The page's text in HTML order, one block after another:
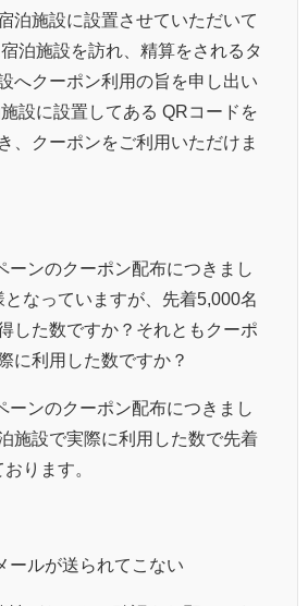
泊施設に設置させていただいて
泊施設を訪れ、精算をされるタ
へクーポン利用の旨を申し出い
設に設置してある QRコードを
、クーポンをご利用いただけま
ーンのクーポン配布につきまし
となっていますが、先着5,000名
した数ですか？それともクーポ
に利用した数ですか？
ーンのクーポン配布につきまし
施設で実際に利用した数で先着
ります。
ールが送られてこない